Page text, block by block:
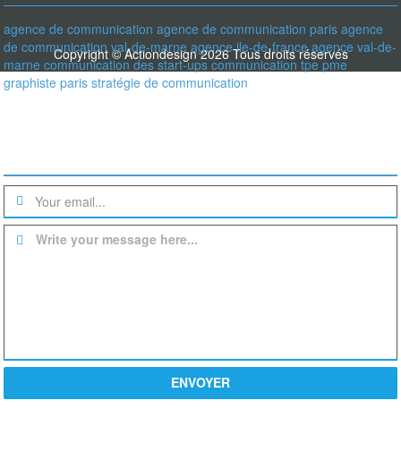
agence de communication agence de communication paris agence
de communication val-de-marne agence ile-de-france agence val-de-
marne communication des start-ups communication tpe pme
graphiste paris stratégie de communication
Write your message here...
ENVOYER
Copyright © Actiondesign 2026 Tous droits réservés